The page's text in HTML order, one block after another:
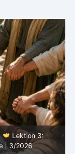
Lektion 3:
| 3/2026